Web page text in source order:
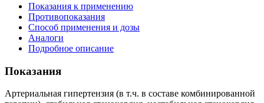
Показания к применению
Противопоказания
Способ применения и дозы
Аналоги
Подробное описание
Показания
Артериальная гипертензия (в т.ч. в составе комбинированной